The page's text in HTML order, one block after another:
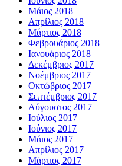
Μάιος 2018
Απρίλιος 2018
Μάρτιος 2018
Φεβρουάριος 2018
Ιανουάριος 2018
Δεκέμβριος 2017
Νοέμβριος 2017
Οκτώβριος 2017
Σεπτέμβριος 2017
Αύγουστος 2017
Ιούλιος 2017
Ιούνιος 2017
Μάιος 2017
Απρίλιος 2017
Μάρτιος 2017